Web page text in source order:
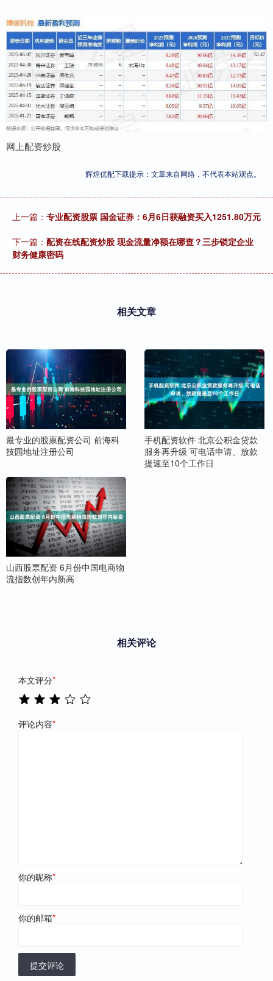
网上配资炒股
辉煌优配下载提示：文章来自网络，不代表本站观点。
上一篇： 专业配资股票 国金证券：6月6日获融资买入1251.80万元
下一篇： 配资在线配资炒股 现金流量净额在哪查？三步锁定企业
财务健康密码
相关文章
最专业的股票配资公司 前海科
技园地址注册公司
手机配资软件 北京公积金贷款
服务再升级 可电话申请、放款
提速至10个工作日
山西股票配资 6月份中国电商物
流指数创年内新高
相关评论
本文评分*
评论内容*
你的昵称*
你的邮箱*
提交评论